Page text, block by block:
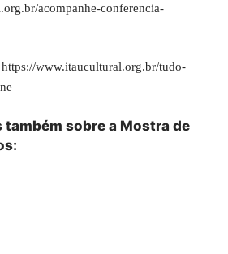
acompanhe-conferencia-
https://www.itaucultural.org.br/tudo-
também sobre a Mostra de